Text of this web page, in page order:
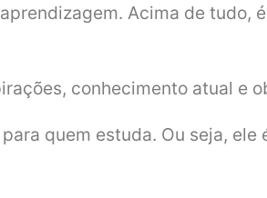
Acima de tudo,
conhecimento atual e
quem estuda. Ou seja,